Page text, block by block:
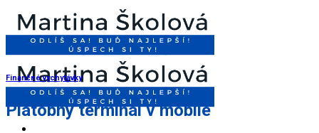
Skip
content
Finančné vychytávky
Platobný terminál v mobile